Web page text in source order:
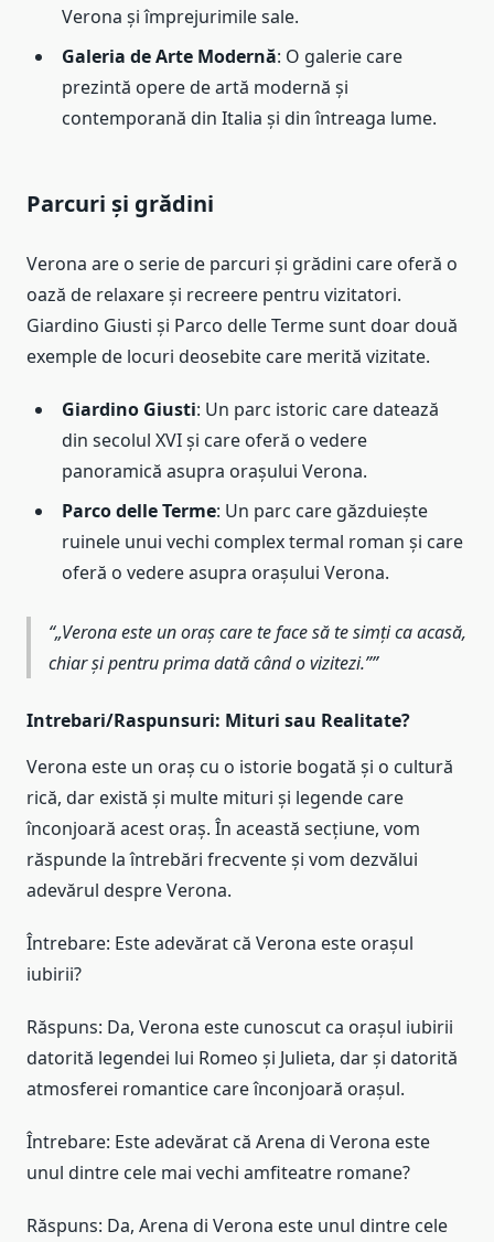
Verona și împrejurimile sale.
Galeria de Arte Modernă: O galerie care
prezintă opere de artă modernă și
contemporană din Italia și din întreaga lume.
Parcuri și grădini
Verona are o serie de parcuri și grădini care oferă o
oază de relaxare și recreere pentru vizitatori.
Giardino Giusti și Parco delle Terme sunt doar două
exemple de locuri deosebite care merită vizitate.
Giardino Giusti: Un parc istoric care datează
din secolul XVI și care oferă o vedere
panoramică asupra orașului Verona.
Parco delle Terme: Un parc care găzduiește
ruinele unui vechi complex termal roman și care
oferă o vedere asupra orașului Verona.
„Verona este un oraș care te face să te simți ca acasă,
chiar și pentru prima dată când o vizitezi.”
Intrebari/Raspunsuri: Mituri sau Realitate?
Verona este un oraș cu o istorie bogată și o cultură
rică, dar există și multe mituri și legende care
înconjoară acest oraș. În această secțiune, vom
răspunde la întrebări frecvente și vom dezvălui
adevărul despre Verona.
Întrebare: Este adevărat că Verona este orașul
iubirii?
Răspuns: Da, Verona este cunoscut ca orașul iubirii
datorită legendei lui Romeo și Julieta, dar și datorită
atmosferei romantice care înconjoară orașul.
Întrebare: Este adevărat că Arena di Verona este
unul dintre cele mai vechi amfiteatre romane?
Răspuns: Da, Arena di Verona este unul dintre cele